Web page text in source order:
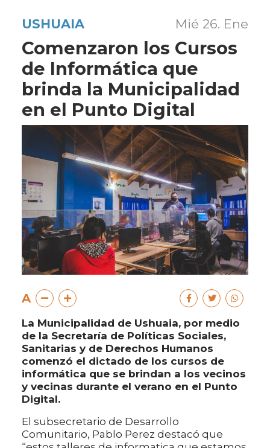
USHUAIA Mié 26. Ene
Comenzaron los Cursos
de Informática que
brinda la Municipalidad
en el Punto Digital
A
La Municipalidad de Ushuaia, por medio
de la Secretaría de Políticas Sociales,
Sanitarias y de Derechos Humanos
comenzó el dictado de los cursos de
informática que se brindan a los vecinos
y vecinas durante el verano en el Punto
Digital.
El subsecretario de Desarrollo
Comunitario, Pablo Perez destacó que